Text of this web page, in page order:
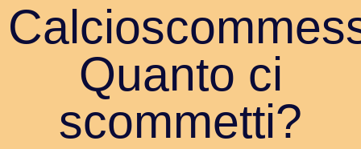
Quanto ci
scommetti?